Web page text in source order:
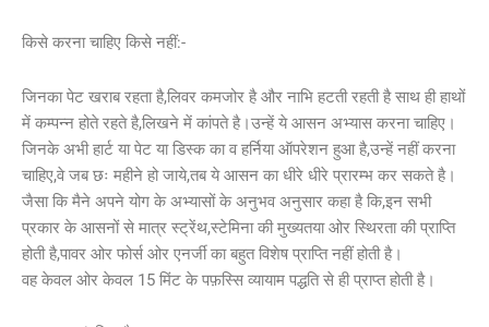
किसे करना चाहिए किसे नहीं:-
जिनका पेट खराब रहता है,लिवर कमजोर है और नाभि हटती रहती है साथ ही हाथों
में कम्पन्न होते रहते है,लिखने में कांपते है।उन्हें ये आसन अभ्यास करना चाहिए।
जिनके अभी हार्ट या पेट या डिस्क का व हर्निया ऑपरेशन हुआ है,उन्हें नहीं करना
चाहिए,वे जब छः महीने हो जाये,तब ये आसन का धीरे धीरे प्रारम्भ कर सकते है।
जैसा कि मैने अपने योग के अभ्यासों के अनुभव अनुसार कहा है कि,इन सभी
प्रकार के आसनों से मात्र स्ट्रेंथ,स्टेमिना की मुख्यतया ओर स्थिरता की प्राप्ति
होती है,पावर ओर फोर्स ओर एनर्जी का बहुत विशेष प्राप्ति नहीं होती है।
वह केवल ओर केवल 15 मिंट के पफ़स्सि व्यायाम पद्धति से ही प्राप्त होती है।